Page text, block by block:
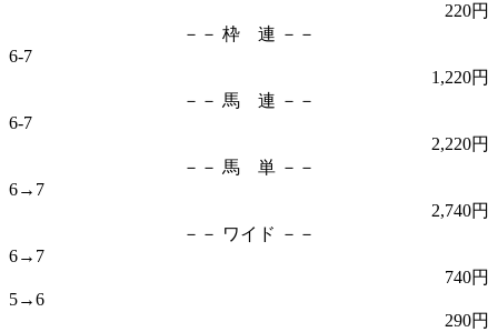
220円
－－ 枠 連 －－
6-7
1,220円
－－ 馬 連 －－
6-7
2,220円
－－ 馬 単 －－
6→7
2,740円
－－ ワイド －－
6→7
740円
5→6
290円